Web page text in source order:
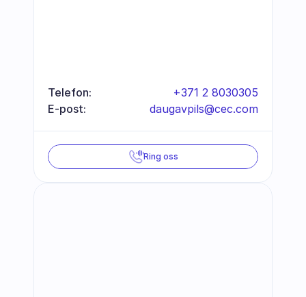
Telefon:
+371 2 8030305
E-post:
daugavpils@cec.com
Ring oss